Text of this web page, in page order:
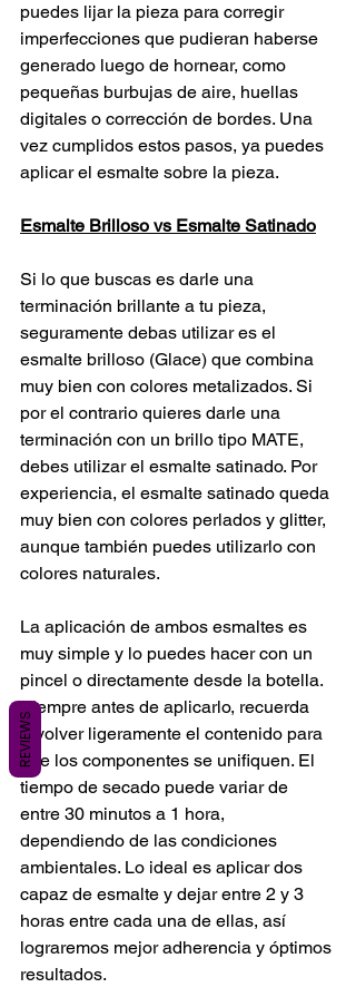
puedes lijar la pieza para corregir
imperfecciones que pudieran haberse
generado luego de hornear, como
pequeñas burbujas de aire, huellas
digitales o corrección de bordes. Una
vez cumplidos estos pasos, ya puedes
aplicar el esmalte sobre la pieza.
Esmalte Brilloso vs Esmalte Satinado
Si lo que buscas es darle una
terminación brillante a tu pieza,
seguramente debas utilizar es el
esmalte brilloso (Glace) que combina
muy bien con colores metalizados. Si
por el contrario quieres darle una
terminación con un brillo tipo MATE,
debes utilizar el esmalte satinado. Por
experiencia, el esmalte satinado queda
muy bien con colores perlados y glitter,
aunque también puedes utilizarlo con
colores naturales.
La aplicación de ambos esmaltes es
muy simple y lo puedes hacer con un
pincel o directamente desde la botella.
Siempre antes de aplicarlo, recuerda
revolver ligeramente el contenido para
que los componentes se unifiquen. El
tiempo de secado puede variar de
entre 30 minutos a 1 hora,
dependiendo de las condiciones
ambientales. Lo ideal es aplicar dos
capaz de esmalte y dejar entre 2 y 3
horas entre cada una de ellas, así
lograremos mejor adherencia y óptimos
resultados.
REVIEWS